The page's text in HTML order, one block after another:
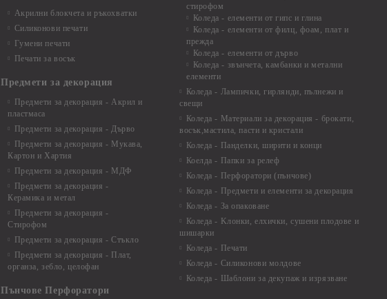
Акрилни блокчета и ръкохватки
Силиконови печати
Гумени печати
Печати за восък
Предмети за декорация
Предмети за декорация - Акрил и
пластмаса
Предмети за декорация - Дърво
Предмети за декорация - Мукава,
Картон и Хартия
Предмети за декорация - МДФ
Предмети за декорация -
Керамика и метал
Предмети за декорация -
Стирофом
Предмети за декорация - Стъкло
Предмети за декорация - Плат,
органза, зебло, целофан
Пънчове Перфоратори
стирофом
Коледа - елементи от гипс и глина
Коледа - елементи от филц, фоам, плат и
прежда
Коледа - елементи от дърво
Коледа - звънчета, камбанки и метални
елементи
Коледа - Лампички, гирлянди, пълнежи и
свещи
Коледа - Материали за декорация - брокати,
восък,мастила, пасти и кристали
Коледа - Панделки, ширити и конци
Коелда - Папки за релеф
Коледа - Перфоратори (пънчове)
Коледа - Предмети и елементи за декорация
Коледа - За опаковане
Коледа - Kлонки, елхички, сушени плодове и
шишарки
Коледа - Печати
Коледа - Силиконови молдове
Коледа - Шаблони за декупаж и изрязване